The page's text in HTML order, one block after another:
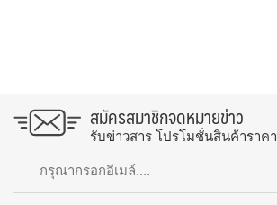
สมัครสมาชิกจดหมายข่าว
รับข่าวสาร โปรโมชั่นสินค้าราค